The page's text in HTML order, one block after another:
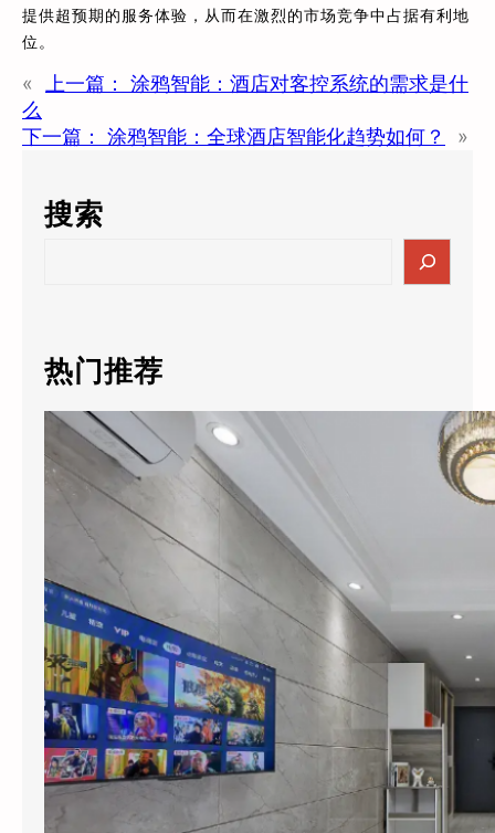
提供超预期的服务体验，从而在激烈的市场竞争中占据有利地
位。
« 上一篇：
涂鸦智能：酒店对客控系统的需求是什
么
下一篇：
涂鸦智能：全球酒店智能化趋势如何？ »
搜索
c
h
热门推荐